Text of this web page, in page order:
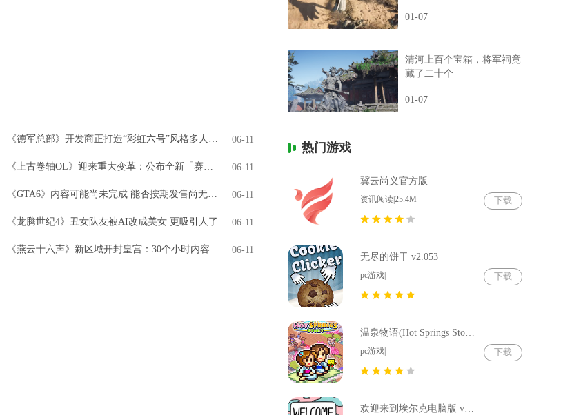
《德军总部》开发商正打造“彩虹六号”风格多人游戏 06-11
《上古卷轴OL》迎来重大变革：公布全新「赛季」模式，引领全新时代 06-11
《GTA6》内容可能尚未完成 能否按期发售尚无定论 06-11
《龙腾世纪4》丑女队友被AI改成美女 更吸引人了 06-11
《燕云十六声》新区域开封皇宫：30个小时内容 NPC超3000人 06-11
01-07
清河上百个宝箱，将军祠竟
藏了二十个
01-07
热门游戏
冀云尚义官方版
资讯阅读|25.4M 下载
无尽的饼干 v2.053
pc游戏| 下载
温泉物语(Hot Springs Story) v2.79
pc游戏| 下载
欢迎来到埃尔克电脑版 v1.22.4